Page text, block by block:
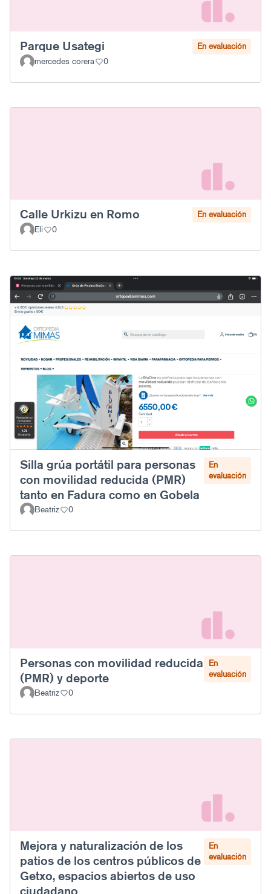
Parque Usategi
En evaluación
mercedes corera
0
Calle Urkizu en Romo
En evaluación
Eli
0
Silla grúa portátil para personas
con movilidad reducida (PMR)
tanto en Fadura como en Gobela
En
evaluación
Beatriz 0
Personas con movilidad reducida
(PMR) y deporte
En
evaluación
Beatriz
0
Mejora y naturalización de los
patios de los centros públicos de
Getxo, espacios abiertos de uso
ciudadano
En
evaluación